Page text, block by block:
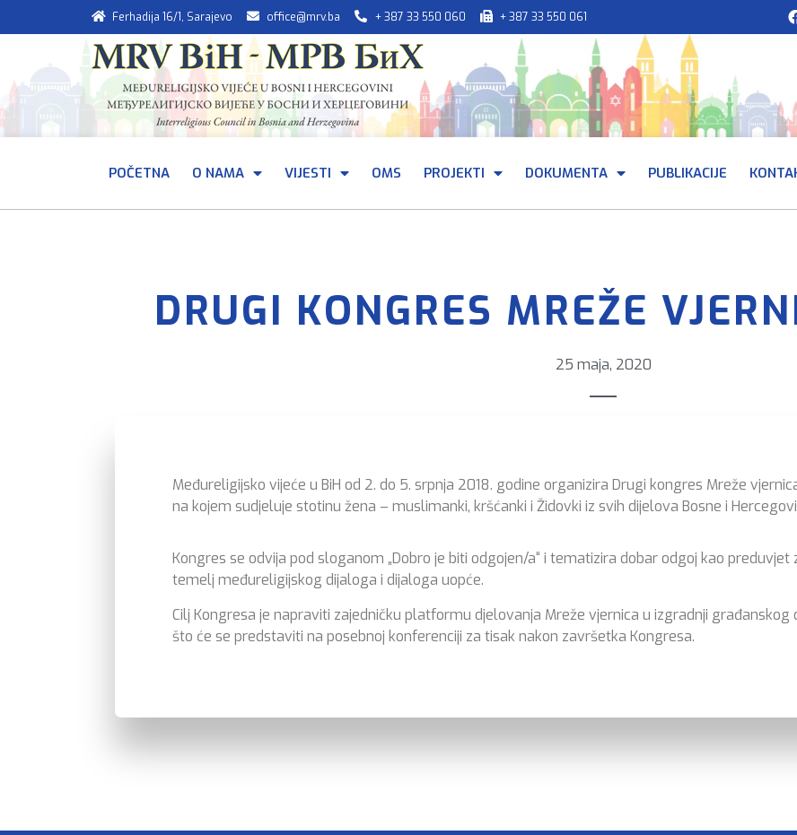
Ferhadija 16/1, Sarajevo office@mrv.ba + 387 33 550 060 + 387 33 550 061
POČETNA O NAMA VIJESTI OMS PROJEKTI DOKUMENTA PUBLIKACIJE
DRUGI KONGRES MREŽE
25 maja, 2020
Međureligijsko vijeće u BiH od 2. do 5. srpnja 2018. godine organizira Drugi kongres Mreže
na kojem sudjeluje stotinu žena – muslimanki, kršćanki i Židovki iz svih dijelova Bosne i
Kongres se odvija pod sloganom „Dobro je biti odgojen/a“ i tematizira dobar odgoj kao preduvjet
temelj međureligijskog dijaloga i dijaloga uopće.
Cilj Kongresa je napraviti zajedničku platformu djelovanja Mreže vjernica u izgradnji
što će se predstaviti na posebnoj konferenciji za tisak nakon završetka Kongresa.